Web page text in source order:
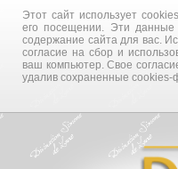
Этот сайт использует
его посещении. Эти
содержание сайта для вас.
согласие на сбор и
ваш компьютер. Свое
удалив сохраненные